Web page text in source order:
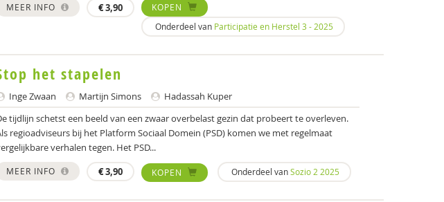
MEER INFO €3,90
KOPEN
Onderdeel van Participatie en Herstel 3 - 2025
het stapelen
Inge Zwaan Martijn Simons
Hadassah Kuper
tijdlijn schetst een beeld van een zwaar overbelast gezin dat probeert te overleven.
regioadviseurs bij het Platform Sociaal Domein (PSD) komen we met regelmaat
verhalen tegen. Het PSD...
MEER INFO €3,90 KOPEN Onderdeel vanSozio 2 2025